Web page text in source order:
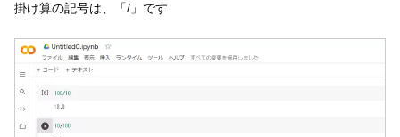
掛け算の記号は、「/」です